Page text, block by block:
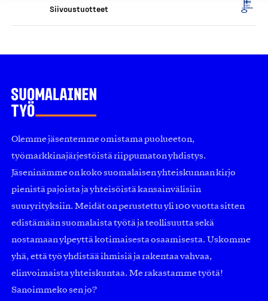
Siivoustuotteet
Olemme jäsentemme omistama puolueeton,
työmarkkinajärjestöistä riippumaton yhdistys.
Jäseninämme on koko suomalaisen yhteiskunnan kirjo
pienistä pajoista ja yhteisöistä kansainvälisiin
suuryrityksiin. Meidät on perustettu yli 100 vuotta sitten
edistämään suomalaista työtä ja teollisuutta sekä
nostamaan ylpeyttä kotimaisesta osaamisesta. Uskomme
yhä, että työ yhdistää ihmisiä ja rakentaa vahvaa,
elinvoimaista yhteiskuntaa. Me rakastamme työtä!
Sanoimmeko sen jo?